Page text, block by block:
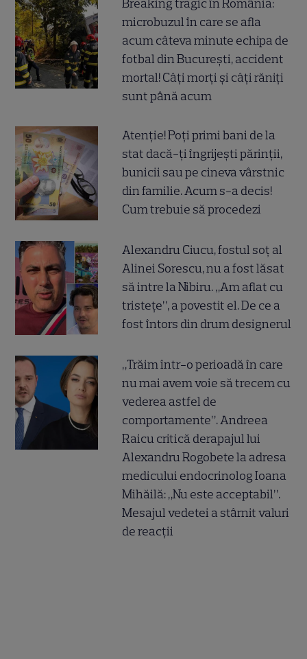
Breaking tragic în România:
microbuzul în care se afla
acum câteva minute echipa de
fotbal din București, accident
mortal! Câți morți și câți răniți
sunt până acum
Atenție! Poți primi bani de la
stat dacă-ți îngrijești părinții,
bunicii sau pe cineva vârstnic
din familie. Acum s-a decis!
Cum trebuie să procedezi
Alexandru Ciucu, fostul soț al
Alinei Sorescu, nu a fost lăsat
să intre la Nibiru. „Am aflat cu
tristețe”, a povestit el. De ce a
fost întors din drum designerul
„Trăim într-o perioadă în care
nu mai avem voie să trecem cu
vederea astfel de
comportamente”. Andreea
Raicu critică derapajul lui
Alexandru Rogobete la adresa
medicului endocrinolog Ioana
Mihăilă: „Nu este acceptabil”.
Mesajul vedetei a stârnit valuri
de reacții